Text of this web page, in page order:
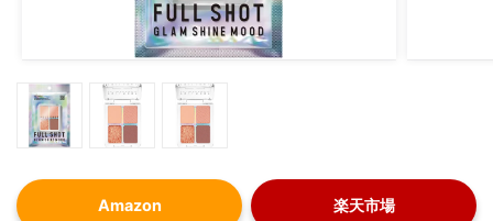
Amazon 楽天市場